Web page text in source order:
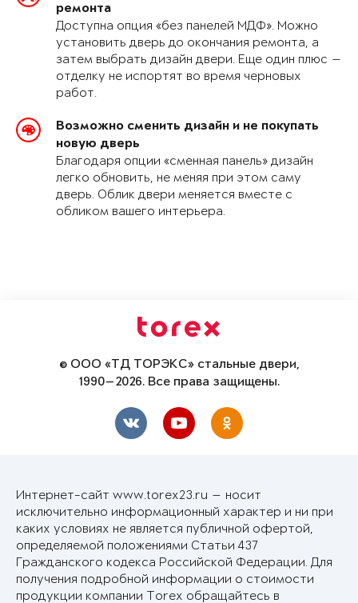
ремонта
Доступна опция «без панелей МДФ». Можно
установить дверь до окончания ремонта, а
затем выбрать дизайн двери. Еще один плюс —
отделку не испортят во время черновых
работ.
Возможно сменить дизайн и не покупать
новую дверь
Благодаря опции «сменная панель» дизайн
легко обновить, не меняя при этом саму
дверь. Облик двери меняется вместе с
обликом вашего интерьера.
© ООО «ТД ТОРЭКС» стальные двери,
1990—2026. Все права защищены.
Интернет-сайт www.torex23.ru — носит
исключительно информационный характер и ни при
каких условиях не является публичной офертой,
определяемой положениями Статьи 437
Гражданского кодекса Российской Федерации. Для
получения подробной информации о стоимости
продукции компании Torex обращайтесь в